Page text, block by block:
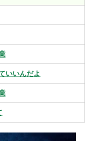
いいんだよ